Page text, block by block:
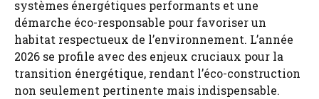
systèmes énergétiques performants et une
démarche éco-responsable pour favoriser un
habitat respectueux de l’environnement. L’année
2026 se profile avec des enjeux cruciaux pour la
transition énergétique, rendant l’éco-construction
non seulement pertinente mais indispensable.